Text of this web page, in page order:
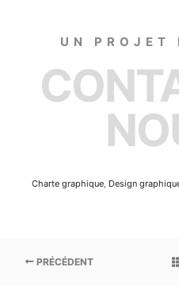
UN PROJET
Charte graphique Design
PRÉCÉDENT